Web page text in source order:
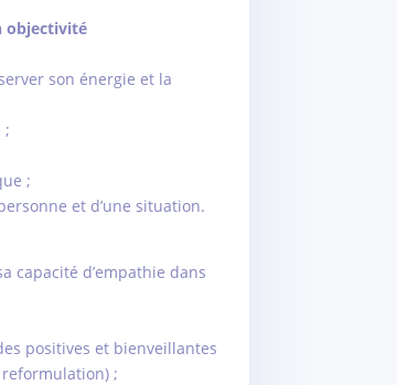
objectivité
son énergie et la
;
;
et d’une situation.
capacité d’empathie dans
positives et bienveillantes
;